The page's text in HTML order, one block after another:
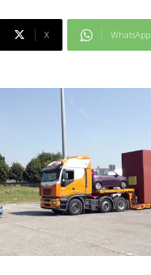
X WhatsApp